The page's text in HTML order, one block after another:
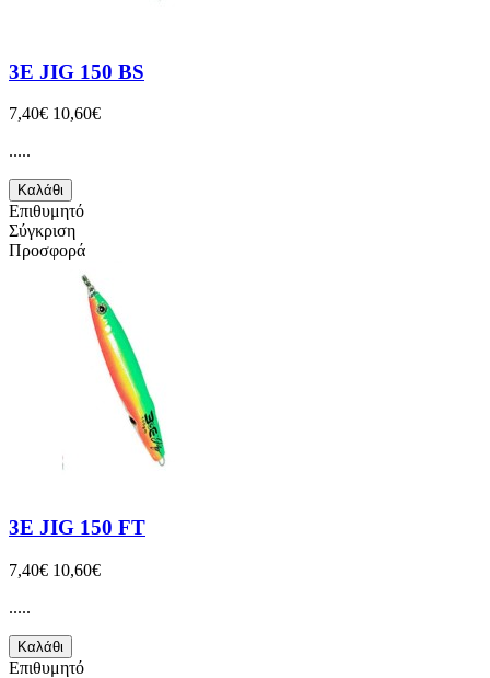
3E JIG 150 BS
7,40€ 10,60€
.....
Καλάθι
Επιθυμητό
Σύγκριση
Προσφορά
3E JIG 150 FT
7,40€ 10,60€
.....
Καλάθι
Επιθυμητό